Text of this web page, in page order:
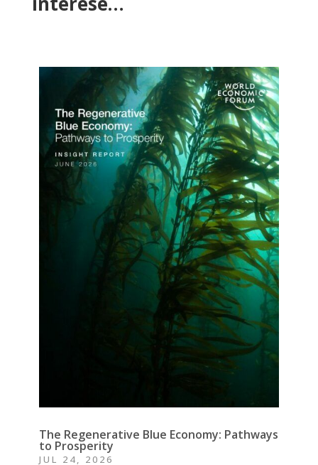
The Regenerative Blue Economy: Pathways
to Prosperity
JUL 24, 2026